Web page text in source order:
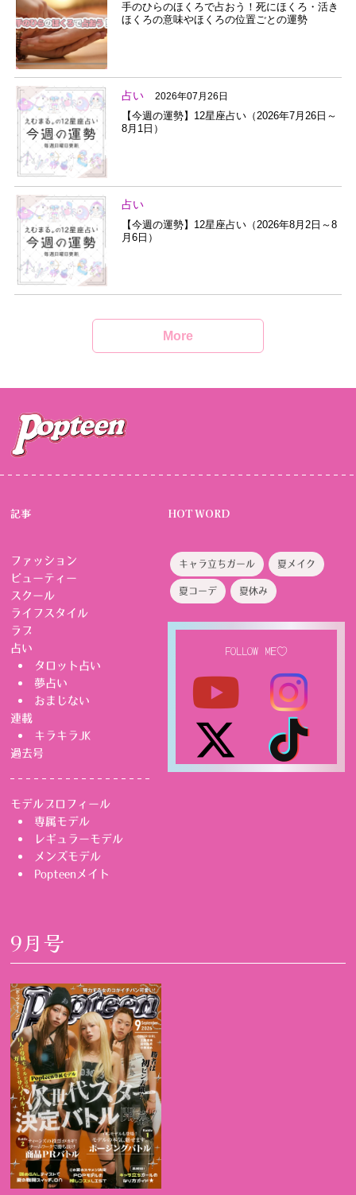
手のひらのほくろで占おう！死にほくろ・活き
ほくろの意味やほくろの位置ごとの運勢
占い 2026年07月26日
【今週の運勢】12星座占い（2026年7月26日～
8月1日）
占い
【今週の運勢】12星座占い（2026年8月2日～8
月6日）
More
記事
ファッション
ビューティー
スクール
ライフスタイル
ラブ
占い
タロット占い
夢占い
おまじない
連載
キラキラJK
過去号
モデルプロフィール
専属モデル
レギュラーモデル
メンズモデル
Popteenメイト
HOT WORD
キャラ立ちガール 夏メイク
夏コーデ 夏休み
FOLLOW ME♡
9月号